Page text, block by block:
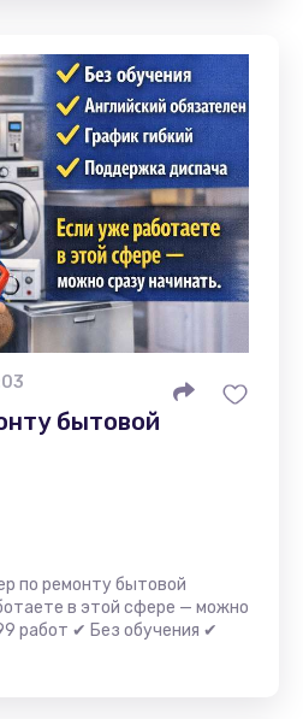
бытовой
по ремонту бытовой
в этой сфере — можно
работ ✔ Без обучения ✔